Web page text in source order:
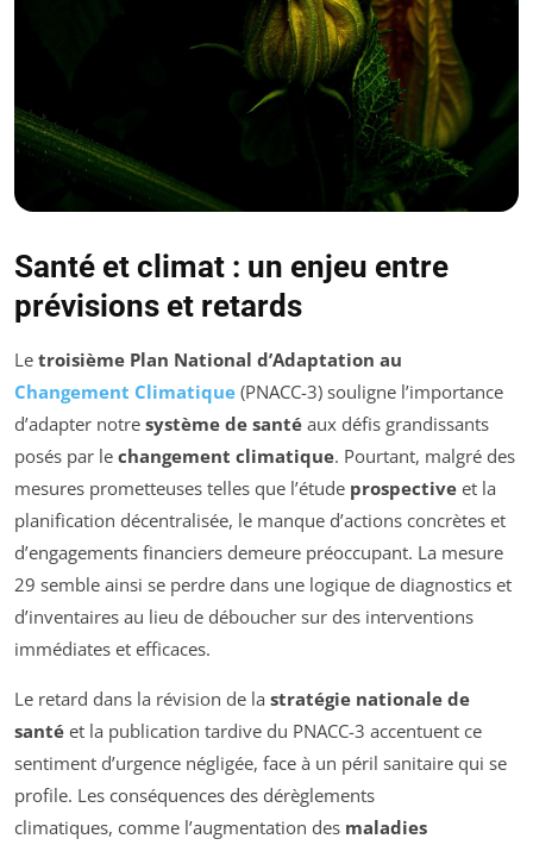
Santé et climat : un enjeu entre
prévisions et retards
Le troisième Plan National d’Adaptation au
Changement Climatique (PNACC-3) souligne l’importance
d’adapter notre système de santé aux défis grandissants
posés par le changement climatique. Pourtant, malgré des
mesures prometteuses telles que l’étude prospective et la
planification décentralisée, le manque d’actions concrètes et
d’engagements financiers demeure préoccupant. La mesure
29 semble ainsi se perdre dans une logique de diagnostics et
d’inventaires au lieu de déboucher sur des interventions
immédiates et efficaces.
Le retard dans la révision de la stratégie nationale de
santé et la publication tardive du PNACC-3 accentuent ce
sentiment d’urgence négligée, face à un péril sanitaire qui se
profile. Les conséquences des dérèglements
climatiques, comme l’augmentation des maladies